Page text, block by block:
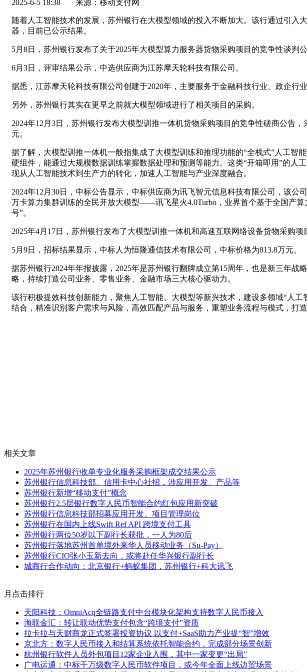
2025-6-5 18:38 来源：移动支付网
随着人工智能技术的发展，苏州银行在大模型领域的投入不断加大。该行通过引
器，目前已公示结果。
5月8日，苏州银行发布了关于2025年大模型算力服务器货物采购项目的竞争性谈判
6月3日，评审结果公示，中选供应商为江苏摩天轮科技有限公司。
据悉，江苏摩天轮科技有限公司创建于2020年，主要服务于金融科技行业、政企行
另外，苏州银行其实在更早之前就大模型领域进行了相关项目的采购。
2024年12月3日，苏州银行发布大模型训推一体机货物采购项目的竞争性磋商公告
元。
据了解，大模型训推一体机一般指集成了大模型训练和推理功能的“全栈式”人工
硬组件，能通过大规模数据训练掌握数据处理和预测等能力。这类“开箱即用”的
现从人工智能技术到生产力的转化，加速人工智能与产业深度融合。
2024年12月30日，中标公告显示，中标供应商为讯飞智元信息科技有限公司，该
万卡算力集群训练的全民开放大模型——讯飞星火4.0Turbo，业界首个基于全国产
号”。
2025年4月17日，苏州银行发布了大模型训推一体机和高速互联网络设备货物采购项
5月9日，招标结果显示，中标人为恒隆通信技术有限公司，中标价格为813.8万元。
据苏州银行2024年年报披露，2025年是苏州银行翻牌成立第15周年，也是新三年
略，持续打造公司业务、零售业务、金融市场三大核心驱动力。
该行积极提效科技创新能力，聚焦人工智能、大模型等新兴技术，建设多领域“人
结合，精准识别客户需求与风险，高效匹配产品与服务，重塑业务流程与模式，打
相关文章
2025年苏州银行收单专业化服务采购框架成交结果公示
苏州银行信息科技部、信用卡中心社招，涉应用开发、产品等
苏州银行新增“移动支付”概念
苏州银行2.5层银行数字人民币智能合约红包应用新突破
苏州银行信息科技部招募应用开发、项目管理岗位
苏州银行在国内上线Swift Ref API 跨境支付工具
苏州银行两位50岁以下副行长获批，一人为80后
苏州银行落地苏州首单境外来华人员移动业务（Su-Pay）
苏州银行CIO张小玉新去向，或将赴任华兴银行副行长
城商行合作动向：北京银行+蚂蚁集团，苏州银行+科大讯飞
月点击排行
天阳科技：OmniAcq全链路支付中台模块化架构支持数字人民币接入
海联金汇：转让联动优势支付包含“跨境支付”资质
拉卡拉与天财商龙正式签署投资协议 以支付+SaaS助力产业提“智”增效
京北方：数字人民币接入和结算系统依托智能合约，完成部分场景创新
杭州银行软件人员外包项目12家企业入围，其中一家变更“出局”
广电运通：中标千万级数字人民币软件项目，或今年全面上线边贸场景